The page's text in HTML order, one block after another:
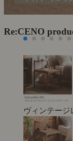
Re:CENO
ヴィンテージ